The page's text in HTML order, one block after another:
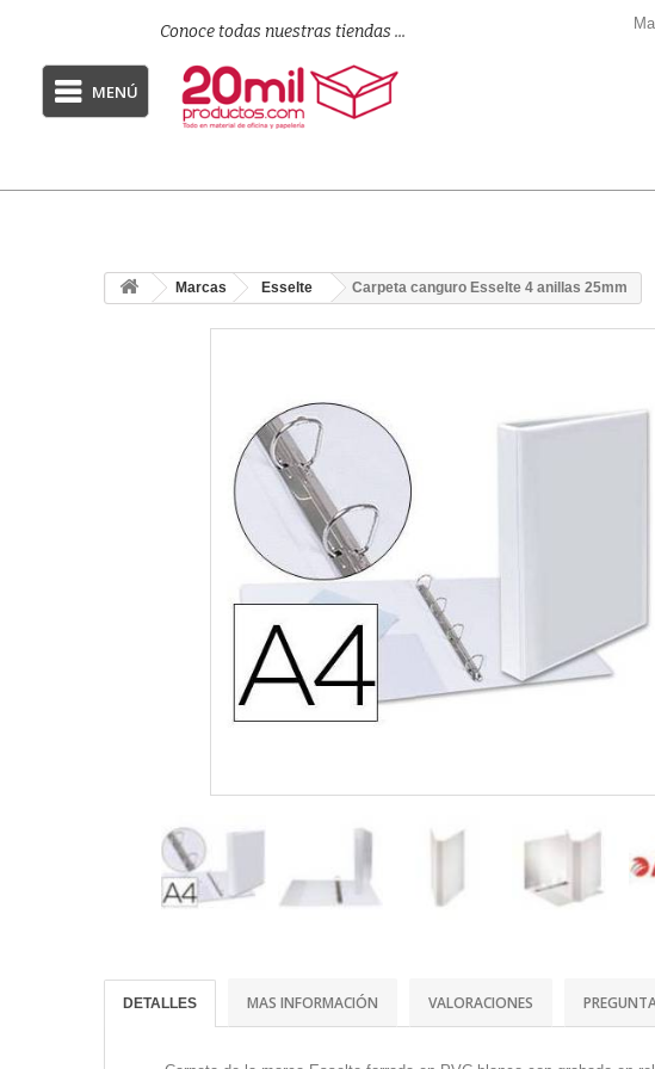
Conoce todas nuestras tiendas ...
MENÚ
Marcas Esselte Carpeta canguro Esselte 4 anillas 25mm
DETALLES MAS INFORMACIÓN VALORACIONES